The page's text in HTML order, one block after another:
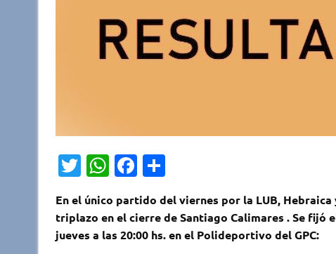
T
it
te
W
at
s
Fa
e
b
C
m
p
En el único partido del viernes por la LUB,
triplazo en el cierre de Santiago Calimares . Se
jueves a las 20:00 hs. en el Polideportivo del GPC: